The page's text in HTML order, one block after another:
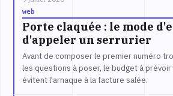
web
Porte claquée : le mode
d'appeler un serrurier
Avant de composer le premier numéro
les questions à poser, le budget à
évitent l'arnaque à la facture salée.